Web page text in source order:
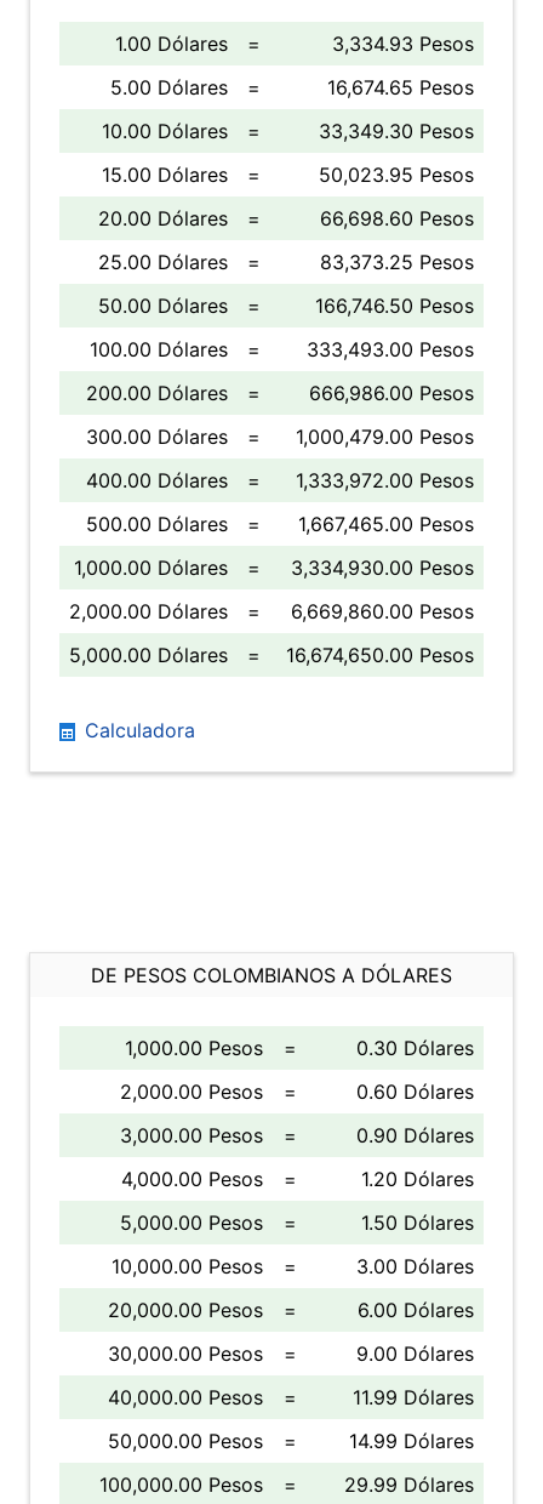
1.00 Dólares =
3,334.93 Pesos
5.00 Dólares
=
16,674.65 Pesos
10.00 Dólares
=
33,349.30 Pesos
15.00 Dólares
=
50,023.95 Pesos
20.00 Dólares
=
66,698.60 Pesos
25.00 Dólares
=
83,373.25 Pesos
50.00 Dólares
=
166,746.50 Pesos
100.00 Dólares
=
333,493.00 Pesos
200.00 Dólares
=
666,986.00 Pesos
300.00 Dólares
=
1,000,479.00 Pesos
400.00 Dólares
=
1,333,972.00 Pesos
500.00 Dólares
=
1,667,465.00 Pesos
1,000.00 Dólares
=
3,334,930.00 Pesos
2,000.00 Dólares
=
6,669,860.00 Pesos
5,000.00 Dólares
= 16,674,650.00 Pesos
Calculadora
DE PESOS COLOMBIANOS A DÓLARES
1,000.00 Pesos =
0.30 Dólares
2,000.00 Pesos
=
0.60 Dólares
3,000.00 Pesos
=
0.90 Dólares
4,000.00 Pesos
=
1.20 Dólares
5,000.00 Pesos
=
1.50 Dólares
10,000.00 Pesos
=
3.00 Dólares
20,000.00 Pesos
=
6.00 Dólares
30,000.00 Pesos
=
9.00 Dólares
40,000.00 Pesos
=
11.99 Dólares
50,000.00 Pesos
=
14.99 Dólares
100,000.00 Pesos
= 29.99 Dólares